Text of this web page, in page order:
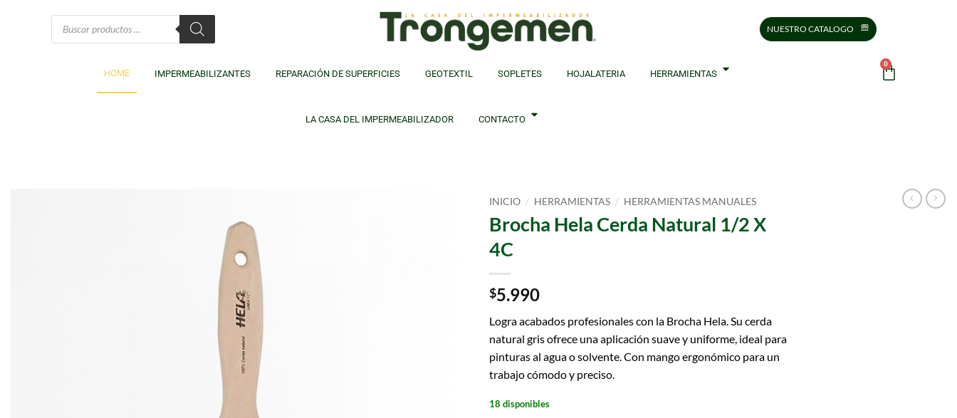
NUESTRO CATALOGO
HOME IMPERMEABILIZANTES REPARACIÓN DE SUPERFICIES GEOTEXTIL SOPLETES HOJALATERIA HERRAMIENTAS
LA CASA DEL IMPERMEABILIZADOR CONTACTO
0
INICIO / HERRAMIENTAS / HERRAMIENTAS MANUALES
Brocha Hela Cerda Natural 1/2 X
4C
$5.990
Logra acabados profesionales con la Brocha Hela. Su cerda
natural gris ofrece una aplicación suave y uniforme, ideal para
pinturas al agua o solvente. Con mango ergonómico para un
trabajo cómodo y preciso.
18 disponibles